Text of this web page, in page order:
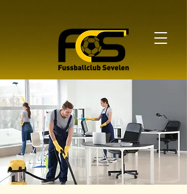
Kontaktieren Sie uns